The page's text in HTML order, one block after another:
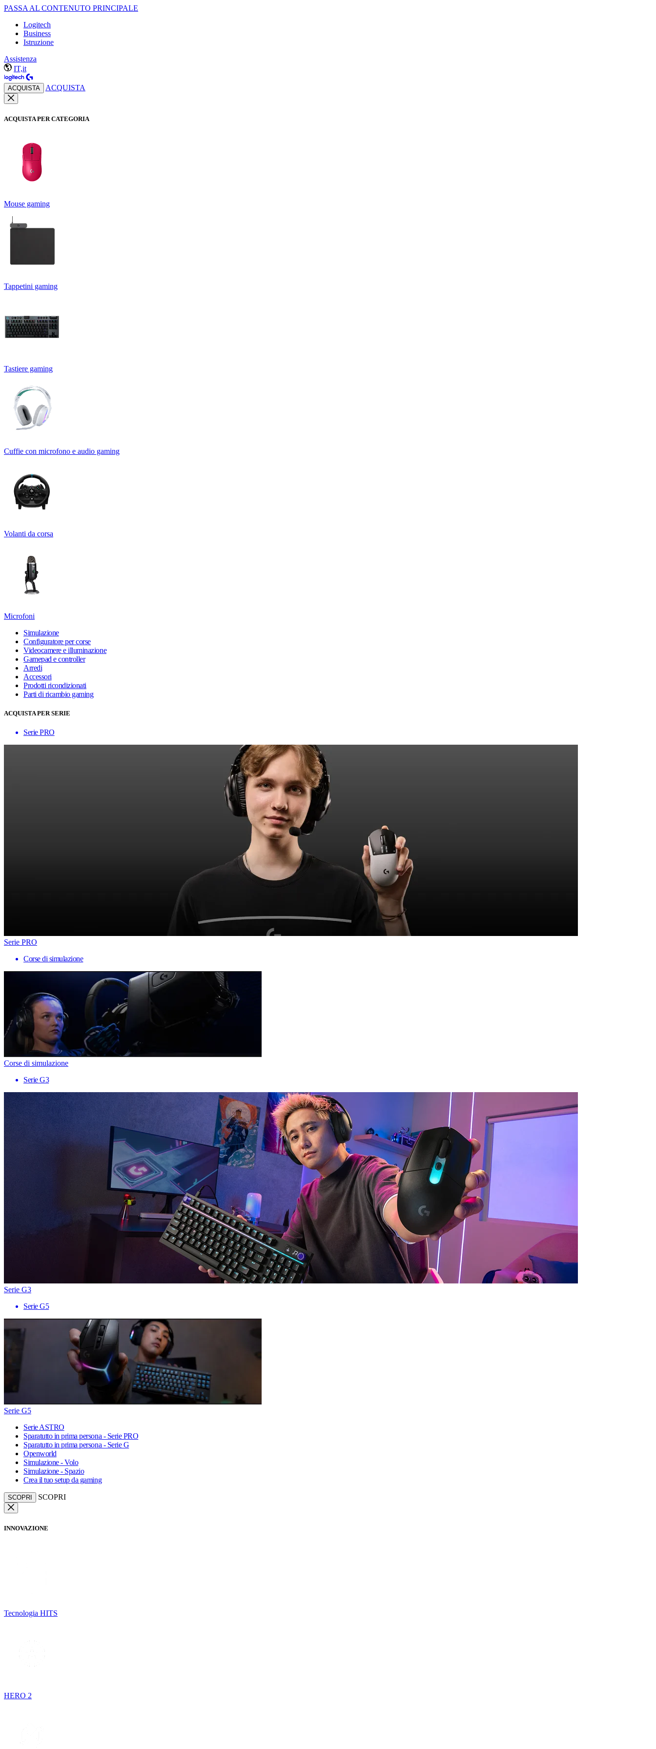
PASSA AL CONTENUTO PRINCIPALE
Logitech
Business
Istruzione
Assistenza
IT,it
ACQUISTA ACQUISTA
ACQUISTA PER CATEGORIA
Mouse gaming
Tappetini gaming
Tastiere gaming
Cuffie con microfono e audio gaming
Volanti da corsa
Microfoni
Simulazione
Configuratore per corse
Videocamere e illuminazione
Gamepad e controller
Arredi
Accessori
Prodotti ricondizionati
Parti di ricambio gaming
ACQUISTA PER SERIE
Serie PRO
Serie PRO
Corse di simulazione
Corse di simulazione
Serie G3
Serie G3
Serie G5
Serie G5
Serie ASTRO
Sparatutto in prima persona - Serie PRO
Sparatutto in prima persona - Serie G
Openworld
Simulazione - Volo
Simulazione - Spazio
Crea il tuo setup da gaming
SCOPRI SCOPRI
INNOVAZIONE
Tecnologia HITS
HERO 2